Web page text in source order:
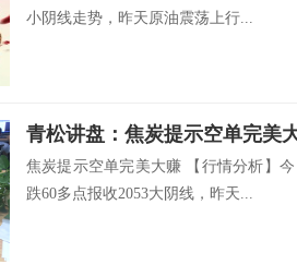
小阴线走势，昨天原油震荡上行...
青松讲盘：焦炭提示空单完美
焦炭提示空单完美大赚 【行情分析】
跌60多点报收2053大阴线，昨天...